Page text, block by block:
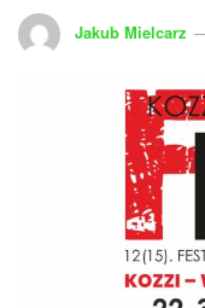
Jakub Mielcarz